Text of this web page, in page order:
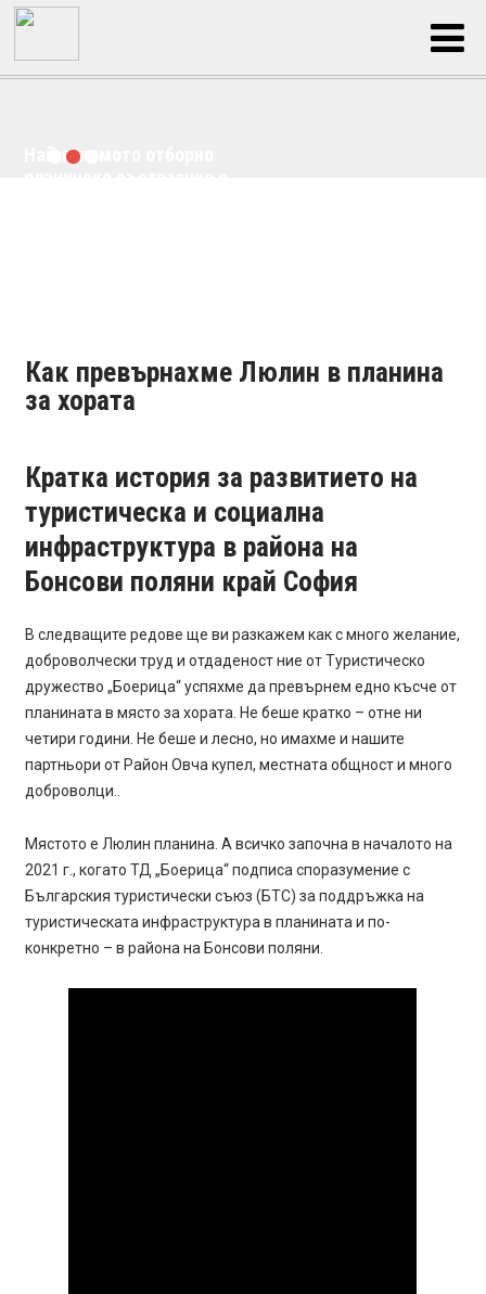
Най-голямото отборно
Как превърнахме Люлин в планина
за хората
Кратка история за развитието на
туристическа и социална
инфраструктура в района на
Бонсови поляни край София
В следващите редове ще ви разкажем как с много желание,
доброволчески труд и отдаденост ние от Туристическо
дружество „Боерица“ успяхме да превърнем едно късче от
планината в място за хората. Не беше кратко – отне ни
четири години. Не беше и лесно, но имахме и нашите
партньори от Район Овча купел, местната общност и много
доброволци..
Мястото е Люлин планина. А всичко започна в началото на
2021 г., когато ТД „Боерица“ подписа споразумение с
Българския туристически съюз (БТС) за поддръжка на
туристическата инфраструктура в планината и по-
конкретно – в района на Бонсови поляни.